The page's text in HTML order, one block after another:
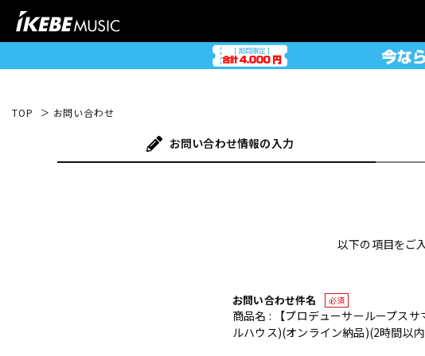
TOP お問い合わせ
お問い合わせ情報の入力
以下の項目をご
お問い合わせ件名 必須
商品名 : 【プロデューサーループス
ルハウス)(オンライン納品)(2時間以